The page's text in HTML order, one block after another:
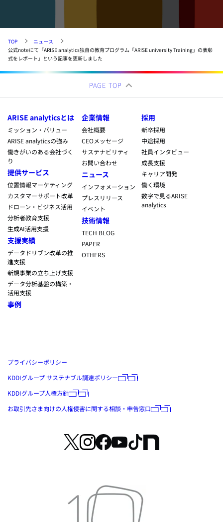
TOP
ニュース
公式noteにて「ARISE analytics独自の教育プログラム「ARISE university Training」の表彰
式をレポート」という記事を更新しました
PAGE TOP
プライバシーポリシー
KDDIグループ サステナブル調達ポリシー
KDDIグループ人権方針
お取引先さま向けの人権侵害に関する相談・申告窓口
ARISE analyticsとは
ミッション・バリュー
ARISE analyticsの強み
働きがいのある会社づく
り
提供サービス
位置情報マーケティング
カスタマーサポート改革
ドローン・ビジネス活用
分析者教育支援
生成AI活用支援
支援実績
データドリブン改革の推
進支援
新規事業の立ち上げ支援
データ分析基盤の構築・
活用支援
事例
企業情報
会社概要
CEOメッセージ
サステナビリティ
お問い合わせ
ニュース
インフォメーション
プレスリリース
イベント
技術情報
TECH BLOG
PAPER
OTHERS
採用
新卒採用
中途採用
社員インタビュー
成長支援
キャリア開発
働く環境
数字で見るARISE
analytics